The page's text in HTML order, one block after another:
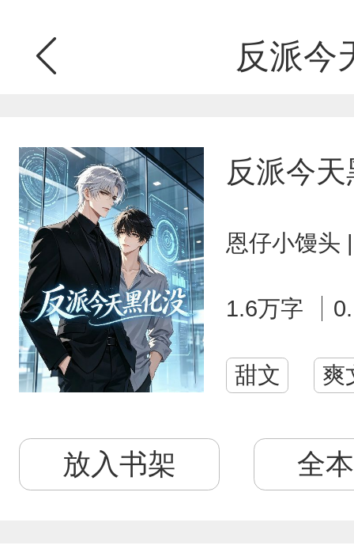
反派今
反派今
恩仔小馒头
1.6万字
甜文 爽
放入书架 全